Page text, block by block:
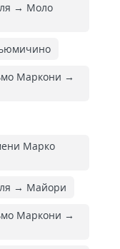
→ Моло
Маркони →
Марко
→ Майори
Маркони →